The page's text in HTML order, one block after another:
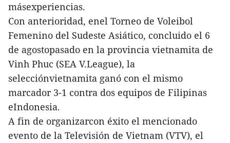
másexperiencias.
Con anterioridad, enel Torneo de Voleibol
Femenino del Sudeste Asiático, concluido el 6
de agostopasado en la provincia vietnamita de
Vinh Phuc (SEA V.League), la
selecciónvietnamita ganó con el mismo
marcador 3-1 contra dos equipos de Filipinas
eIndonesia.
A fin de organizarcon éxito el mencionado
evento de la Televisión de Vietnam (VTV), el